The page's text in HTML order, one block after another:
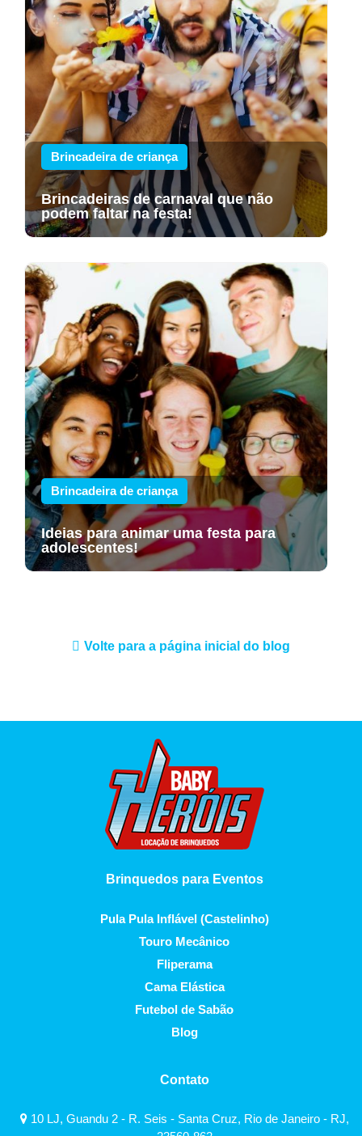
Brincadeira de criança
Brincadeiras de carnaval que não
podem faltar na festa!
Brincadeira de criança
Ideias para animar uma festa para
adolescentes!
Volte para a página inicial do blog
Brinquedos para Eventos
Pula Pula Inflável (Castelinho)
Touro Mecânico
Fliperama
Cama Elástica
Futebol de Sabão
Blog
Contato
10 LJ, Guandu 2 - R. Seis - Santa Cruz, Rio de Janeiro - RJ,